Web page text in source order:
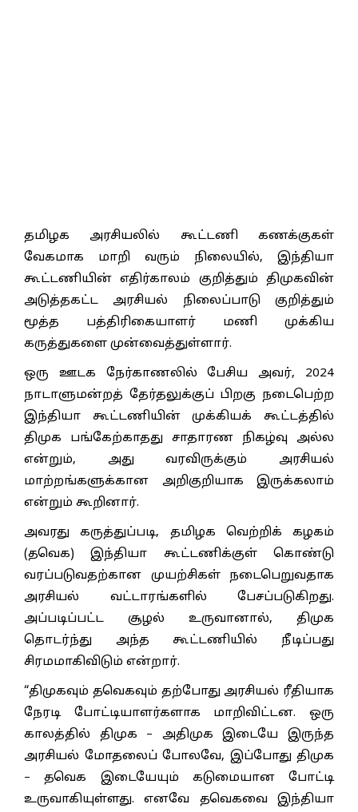
தமிழக அரசியலில் கூட்டணி கணக்குகள்
வேகமாக மாறி வரும் நிலையில், இந்தியா
கூட்டணியின் எதிர்காலம் குறித்தும் திமுகவின்
அடுத்தகட்ட அரசியல் நிலைப்பாடு குறித்தும்
மூத்த பத்திரிகையாளர் மணி முக்கிய
கருத்துகளை முன்வைத்துள்ளார்.
ஒரு ஊடக நேர்காணலில் பேசிய அவர், 2024
நாடாளுமன்றத் தேர்தலுக்குப் பிறகு நடைபெற்ற
இந்தியா கூட்டணியின் முக்கியக் கூட்டத்தில்
திமுக பங்கேற்காதது சாதாரண நிகழ்வு அல்ல
என்றும், அது வரவிருக்கும் அரசியல்
மாற்றங்களுக்கான அறிகுறியாக இருக்கலாம்
என்றும் கூறினார்.
அவரது கருத்துப்படி, தமிழக வெற்றிக் கழகம்
(தவெக) இந்தியா கூட்டணிக்குள் கொண்டு
வரப்படுவதற்கான முயற்சிகள் நடைபெறுவதாக
அரசியல் வட்டாரங்களில் பேசப்படுகிறது.
அப்படிப்பட்ட சூழல் உருவானால், திமுக
தொடர்ந்து அந்த கூட்டணியில் நீடிப்பது
சிரமமாகிவிடும் என்றார்.
“திமுகவும் தவெகவும் தற்போது அரசியல் ரீதியாக
நேரடி போட்டியாளர்களாக மாறிவிட்டன. ஒரு
காலத்தில் திமுக – அதிமுக இடையே இருந்த
அரசியல் மோதலைப் போலவே, இப்போது திமுக
– தவெக இடையேயும் கடுமையான போட்டி
உருவாகியுள்ளது. எனவே தவெகவை இந்தியா